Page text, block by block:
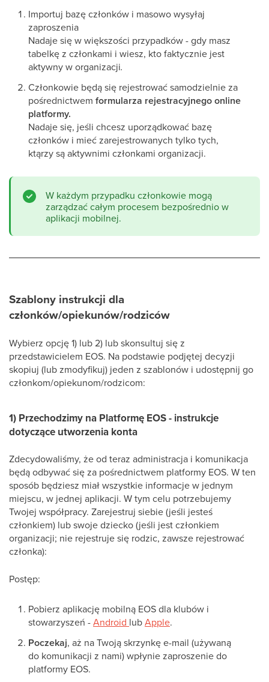
Importuj bazę członków i masowo wysyłaj
zaproszenia
Nadaje się w większości przypadków - gdy masz
tabelkę z członkami i wiesz, kto faktycznie jest
aktywny w organizacji.
Członkowie będą się rejestrować samodzielnie za
pośrednictwem formularza rejestracyjnego online
platformy.
Nadaje się, jeśli chcesz uporządkować bazę
członków i mieć zarejestrowanych tylko tych,
ktąrzy są aktywnimi członkami organizacji.
W każdym przypadku członkowie mogą
zarządzać całym procesem bezpośrednio w
aplikacji mobilnej.
Szablony instrukcji dla
członków/opiekunów/rodziców
Wybierz opcję 1) lub 2) lub skonsultuj się z
przedstawicielem EOS. Na podstawie podjętej decyzji
skopiuj (lub zmodyfikuj) jeden z szablonów i udostępnij go
członkom/opiekunom/rodzicom:
1) Przechodzimy na Platformę EOS - instrukcje
dotyczące utworzenia konta
Zdecydowaliśmy, że od teraz administracja i komunikacja
będą odbywać się za pośrednictwem platformy EOS. W ten
sposób będziesz miał wszystkie informacje w jednym
miejscu, w jednej aplikacji. W tym celu potrzebujemy
Twojej współpracy. Zarejestruj siebie (jeśli jesteś
członkiem) lub swoje dziecko (jeśli jest członkiem
organizacji; nie rejestruje się rodzic, zawsze rejestrować
członka):
Postęp:
Pobierz aplikację mobilną EOS dla klubów i
stowarzyszeń -Android lubApple.
Poczekaj, aż na Twoją skrzynkę e-mail (używaną
do komunikacji z nami) wpłynie zaproszenie do
platformy EOS.